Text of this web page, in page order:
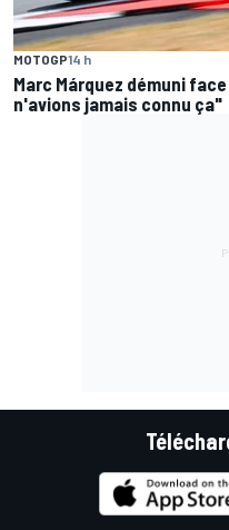
MOTOGP14 h
Marc Márquez démuni
n'avions jamais connu ça"